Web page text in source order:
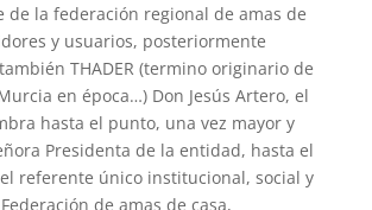
de la federación regional de amas de
y usuarios, posteriormente
THADER (termino originario de
en época…) Don Jesús Artero, el
hasta el punto, una vez mayor y
Presidenta de la entidad, hasta el
referente único institucional, social y
de amas de casa,